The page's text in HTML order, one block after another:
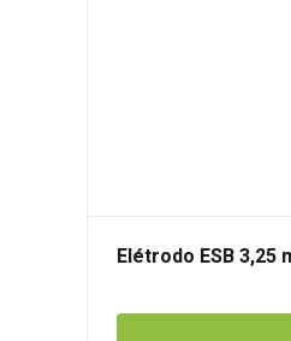
Elétrodo ESB 3,25